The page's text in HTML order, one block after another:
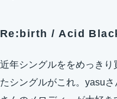
Re:birth / Acid
近年シングルををめっき
たシングルがこれ。yasu